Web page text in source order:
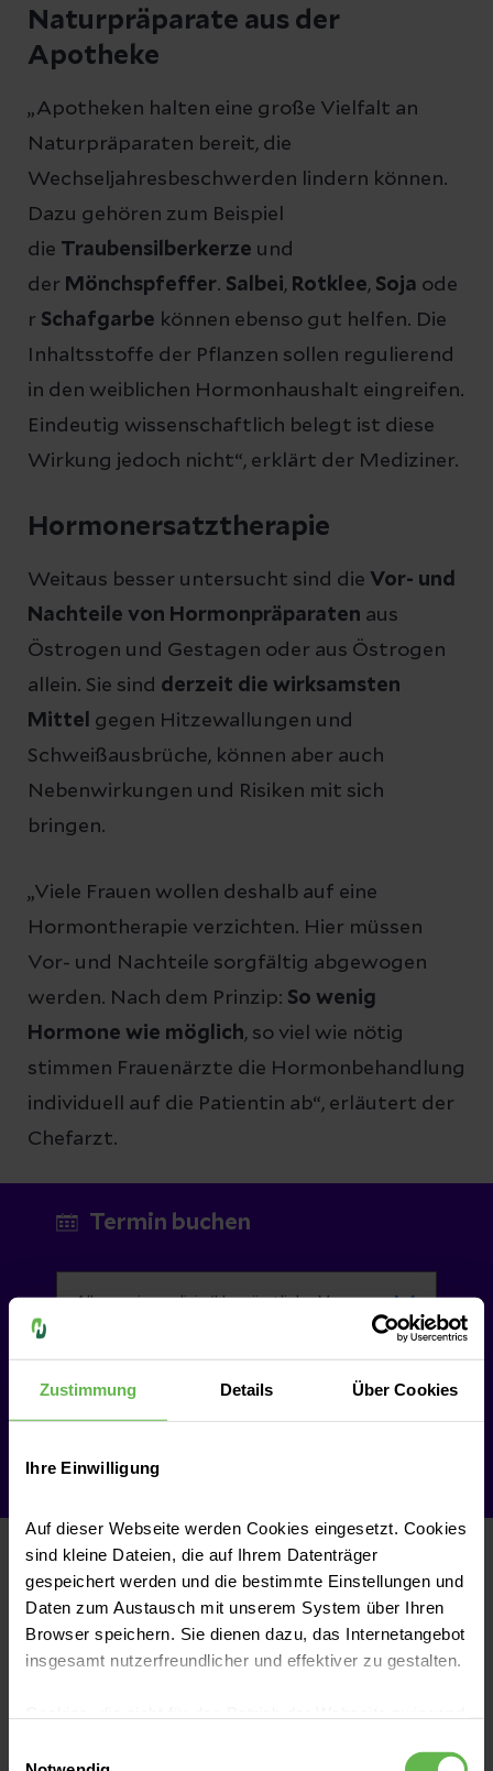
Zustimmung Details Über Cookies
Ihre Einwilligung
Auf dieser Webseite werden Cookies eingesetzt. Cookies
sind kleine Dateien, die auf Ihrem Datenträger
gespeichert werden und die bestimmte Einstellungen und
Daten zum Austausch mit unserem System über Ihren
Browser speichern. Sie dienen dazu, das Internetangebot
insgesamt nutzerfreundlicher und effektiver zu gestalten.
eingesetzt werden.
Naturpräparate aus der
Apotheke
„Apotheken halten eine große Vielfalt an
Naturpräparaten bereit, die
Wechseljahresbeschwerden lindern können.
Dazu gehören zum Beispiel
die Traubensilberkerze und
der Mönchspfeffer. Salbei, Rotklee, Soja ode
r Schafgarbe können ebenso gut helfen. Die
Inhaltsstoffe der Pflanzen sollen regulierend
in den weiblichen Hormonhaushalt eingreifen.
Eindeutig wissenschaftlich belegt ist diese
Wirkung jedoch nicht“, erklärt der Mediziner.
Hormonersatztherapie
Weitaus besser untersucht sind die Vor- und
Nachteile von Hormonpräparaten aus
Östrogen und Gestagen oder aus Östrogen
allein. Sie sind derzeit die wirksamsten
Mittel
gegen Hitzewallungen und
Schweißausbrüche, können aber auch
Nebenwirkungen und Risiken mit sich
bringen.
„Viele Frauen wollen deshalb auf eine
Hormontherapie verzichten. Hier müssen
Vor- und Nachteile sorgfältig abgewogen
werden. Nach dem Prinzip: So wenig
Hormone wie möglich, so viel wie nötig
stimmen Frauenärzte die Hormonbehandlung
individuell auf die Patientin ab“, erläutert der
Chefarzt.
Termin buchen
Termin vor Ort
Teilen